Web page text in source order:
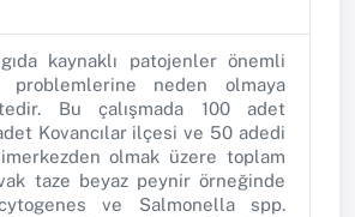
kaynaklı patojenler önemli
problemlerine neden olmaya
Bu çalışmada 100 adet
Kovancılar ilçesi ve 50 adedi
olmak üzere toplam
taze beyaz peynir örneğinde
ve Salmonella spp.